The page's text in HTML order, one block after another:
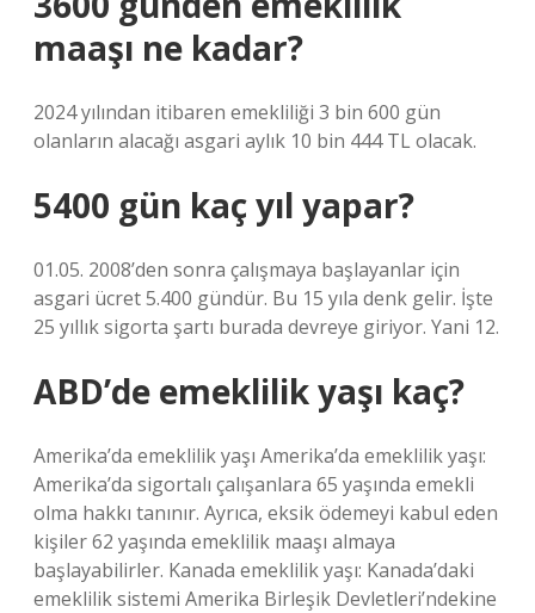
maaşı ne kadar?
2024 yılından itibaren emekliliği 3 bin 600 gün
olanların alacağı asgari aylık 10 bin 444 TL olacak.
5400 gün kaç yıl yapar?
01.05. 2008’den sonra çalışmaya başlayanlar için
asgari ücret 5.400 gündür. Bu 15 yıla denk gelir. İşte
25 yıllık sigorta şartı burada devreye giriyor. Yani 12.
ABD’de emeklilik yaşı kaç?
Amerika’da emeklilik yaşı Amerika’da emeklilik yaşı:
Amerika’da sigortalı çalışanlara 65 yaşında emekli
olma hakkı tanınır. Ayrıca, eksik ödemeyi kabul eden
kişiler 62 yaşında emeklilik maaşı almaya
başlayabilirler. Kanada emeklilik yaşı: Kanada’daki
emeklilik sistemi Amerika Birleşik Devletleri’ndekine